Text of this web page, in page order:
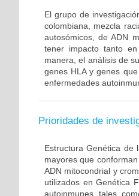
El grupo de
colombiana, mezcla
autosómicos, de ADN
tener impacto tanto
manera, el análisis de
genes HLA y genes
enfermedades
Prioridades de
Estructura Genética de
mayores que
ADN mitocondrial y
utilizados en Genética
autoinmunes tales